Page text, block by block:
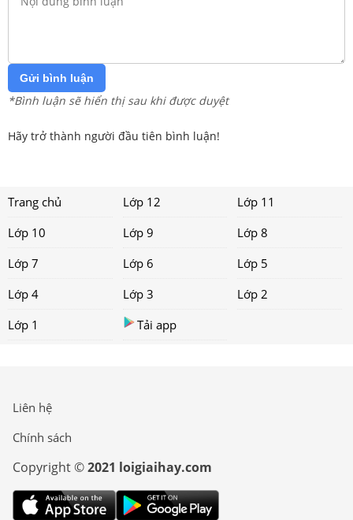
Gửi bình luận
*Bình luận sẽ hiển thị sau khi được duyệt
Hãy trở thành người đầu tiên bình luận!
Trang chủ Lớp 12
Lớp 11
Lớp 10
Lớp 9
Lớp 8
Lớp 7
Lớp 6
Lớp 5
Lớp 4
Lớp 3
Lớp 2
Lớp 1
Tải app
Liên hệ
Chính sách
Copyright ©2021 loigiaihay.com